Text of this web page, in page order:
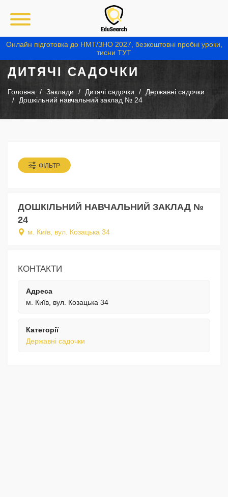
Онлайн підготовка до НМТ/ЗНО 2027, безкоштовні пробні уроки,
тисни ТУТ
ДИТЯЧІ САДОЧКИ
Головна Заклади Дитячі садочки
Державні садочки
Дошкільний навчальний заклад № 24
ФІЛЬТР
ДОШКІЛЬНИЙ НАВЧАЛЬНИЙ ЗАКЛАД №
24
м. Київ, вул. Козацька 34
КОНТАКТИ
Адреса
м. Київ, вул. Козацька 34
Категорії
Державні садочки